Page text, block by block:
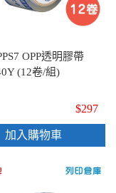
OPP透明膠帶
(12卷/組)
$297
加入購物車